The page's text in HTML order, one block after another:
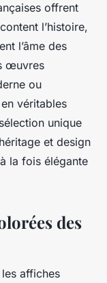
offrent
l’histoire,
l’âme des
œuvres
ou
véritables
unique
et design
la fois élégante
des
affiches